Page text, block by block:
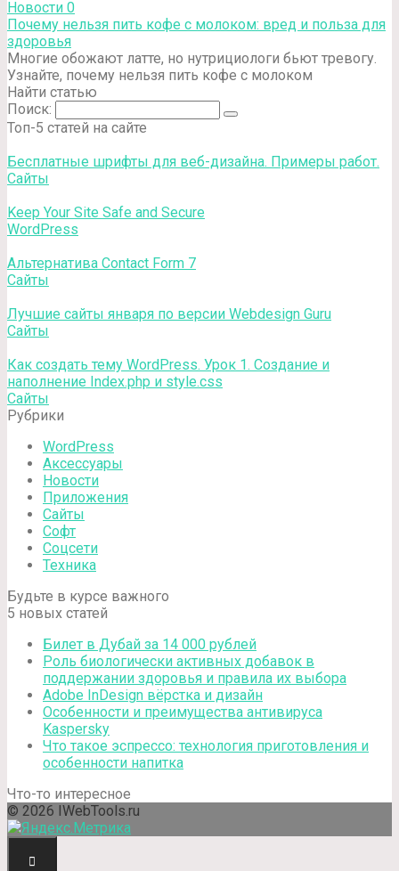
Новости 0
Почему нельзя пить кофе с молоком: вред и польза для
здоровья
Многие обожают латте, но нутрициологи бьют тревогу.
Узнайте, почему нельзя пить кофе с молоком
Найти статью
Поиск:
Топ-5 статей на сайте
Бесплатные шрифты для веб-дизайна. Примеры работ.
Сайты
Keep Your Site Safe and Secure
WordPress
Альтернатива Contact Form 7
Сайты
Лучшие сайты января по версии Webdesign Guru
Сайты
Как создать тему WordPress. Урок 1. Создание и
наполнение Index.php и style.css
Сайты
Рубрики
WordPress
Аксессуары
Новости
Приложения
Сайты
Софт
Соцсети
Техника
Будьте в курсе важного
5 новых статей
Билет в Дубай за 14 000 рублей
Роль биологически активных добавок в
поддержании здоровья и правила их выбора
Adobe InDesign вёрстка и дизайн
Особенности и преимущества антивируса
Kaspersky
Что такое эспрессо: технология приготовления и
особенности напитка
Что-то интересное
© 2026 IWebTools.ru